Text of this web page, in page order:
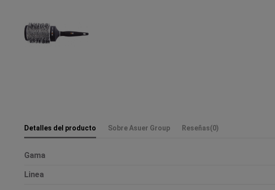
Detalles del producto Sobre Asuer Group Reseñas(0)
Gama
Linea